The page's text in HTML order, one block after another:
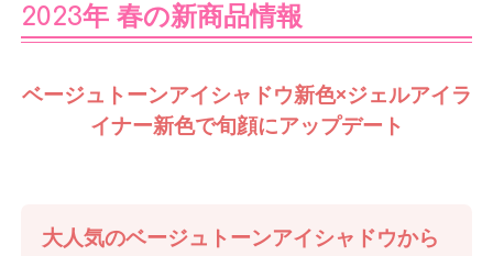
2023年 春の新商品情報
ベージュトーンアイシャドウ新色×ジェルアイラ
イナー新色で旬顔にアップデート
大人気のベージュトーンアイシャドウから